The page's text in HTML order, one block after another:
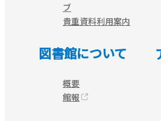
ブ
貴重資料利用案内
図書館について
概要
館報